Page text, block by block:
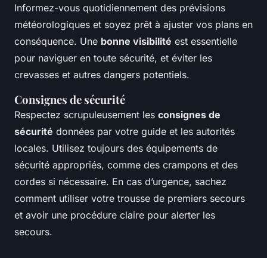
Informez-vous quotidiennement des prévisions
météorologiques et soyez prêt à ajuster vos plans en
conséquence. Une bonne visibilité est essentielle
pour naviguer en toute sécurité, et éviter les
crevasses et autres dangers potentiels.
Consignes de sécurité
Respectez scrupuleusement les consignes de
sécurité données par votre guide et les autorités
locales. Utilisez toujours des équipements de
sécurité appropriés, comme des crampons et des
cordes si nécessaire. En cas d’urgence, sachez
comment utiliser votre trousse de premiers secours
et avoir une procédure claire pour alerter les
secours.